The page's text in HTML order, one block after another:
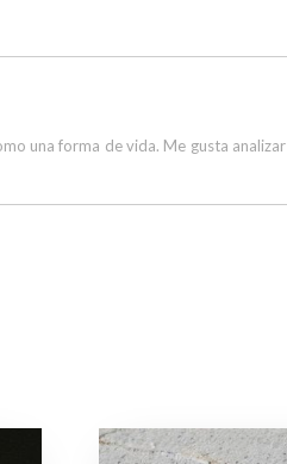
una forma de vida. Me gusta analizar